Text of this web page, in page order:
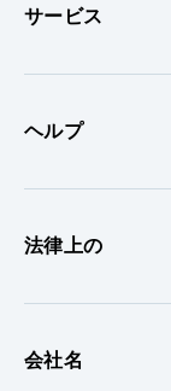
サービス
ヘルプ
法律上の
会社名